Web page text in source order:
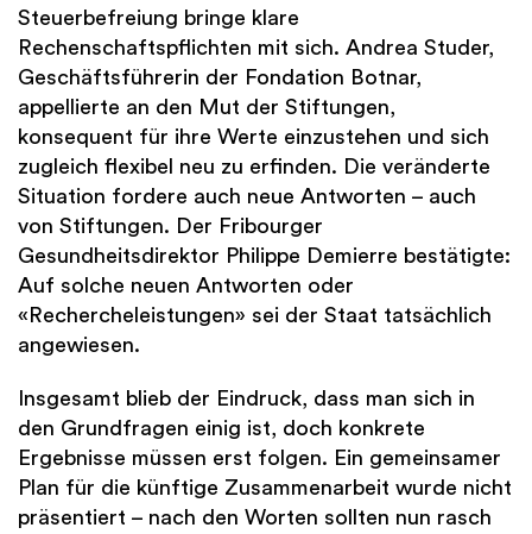
Steuerbefreiung bringe klare
Rechenschaftspflichten mit sich. Andrea Studer,
Geschäftsführerin der Fondation Botnar,
appellierte an den Mut der Stiftungen,
konsequent für ihre Werte einzustehen und sich
zugleich flexibel neu zu erfinden. Die veränderte
Situation fordere auch neue Antworten – auch
von Stiftungen. Der Fribourger
Gesundheitsdirektor Philippe Demierre bestätigte:
Auf solche neuen Antworten oder
«Rechercheleistungen» sei der Staat tatsächlich
angewiesen.
Insgesamt blieb der Eindruck, dass man sich in
den Grundfragen einig ist, doch konkrete
Ergebnisse müssen erst folgen. Ein gemeinsamer
Plan für die künftige Zusammenarbeit wurde nicht
präsentiert – nach den Worten sollten nun rasch